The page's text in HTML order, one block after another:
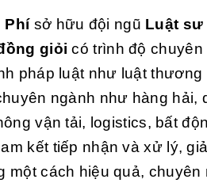
Phísở hữu đội ngũ Luật
giỏi có trình độ chuyên
pháp luật như luật thương
ngành như hàng hải,
vận tải, logistics, bất
kết tiếp nhận và xử lý,
một cách hiệu quả, chuyên